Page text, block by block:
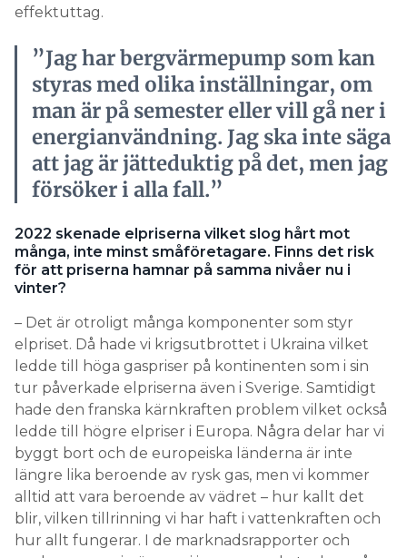
effektuttag.
”Jag har bergvärmepump som kan
styras med olika inställningar, om
man är på semester eller vill gå ner i
energianvändning. Jag ska inte säga
att jag är jätteduktig på det, men jag
försöker i alla fall.”
2022 skenade elpriserna vilket slog hårt mot
många, inte minst småföretagare. Finns det risk
för att priserna hamnar på samma nivåer nu i
vinter?
– Det är otroligt många komponenter som styr
elpriset. Då hade vi krigsutbrottet i Ukraina vilket
ledde till höga gaspriser på kontinenten som i sin
tur påverkade elpriserna även i Sverige. Samtidigt
hade den franska kärnkraften problem vilket också
ledde till högre elpriser i Europa. Några delar har vi
byggt bort och de europeiska länderna är inte
längre lika beroende av rysk gas, men vi kommer
alltid att vara beroende av vädret – hur kallt det
blir, vilken tillrinning vi har haft i vattenkraften och
hur allt fungerar. I de marknadsrapporter och